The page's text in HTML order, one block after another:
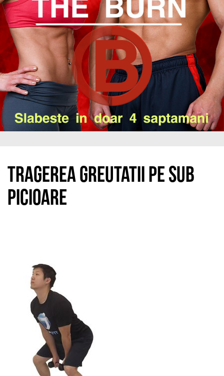
Tragerea greutatii pe sub
picioare